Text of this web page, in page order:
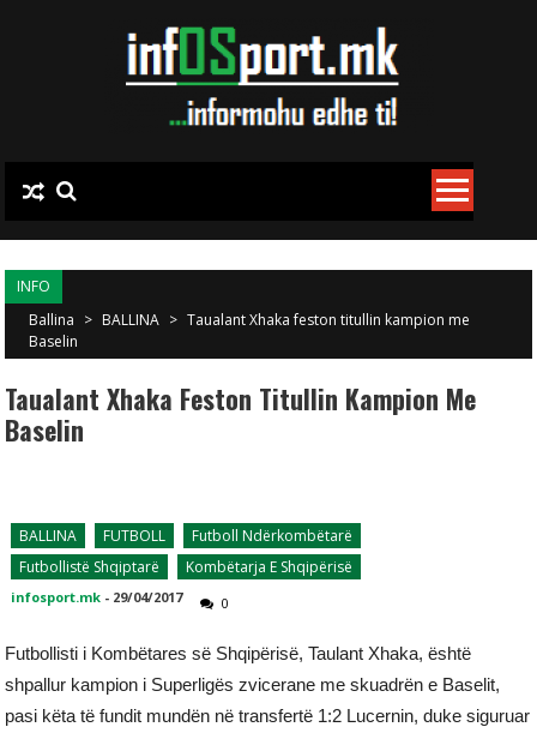
INFO
Ballina > BALLINA > Taualant Xhaka feston titullin kampion me
Baselin
Taualant Xhaka Feston Titullin Kampion Me
Baselin
BALLINA FUTBOLL
Futboll Ndërkombëtarë
Futbollistë Shqiptarë
Kombëtarja E Shqipërisë
infosport.mk - 29/04/2017 0
Futbollisti i Kombëtares së Shqipërisë, Taulant Xhaka, është
shpallur kampion i Superligës zvicerane me skuadrën e Baselit,
pasi këta të fundit mundën në transfertë 1:2 Lucernin, duke siguruar